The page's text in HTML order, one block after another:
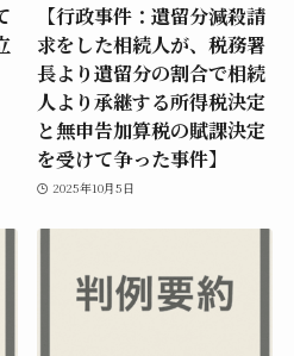
【行政事件：遺留分減殺請
求をした相続人が、税務署
長より遺留分の割合で相続
人より承継する所得税決定
と無申告加算税の賦課決定
を受けて争った事件】
2025年10月5日